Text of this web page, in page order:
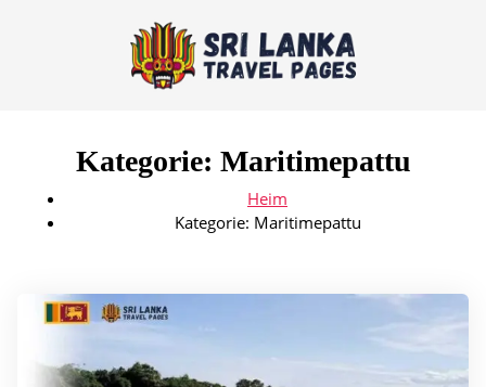
Kategorie: Maritimepattu
Heim
Kategorie: Maritimepattu